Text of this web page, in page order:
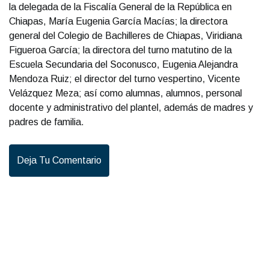
la delegada de la Fiscalía General de la República en
Chiapas, María Eugenia García Macías; la directora
general del Colegio de Bachilleres de Chiapas, Viridiana
Figueroa García; la directora del turno matutino de la
Escuela Secundaria del Soconusco, Eugenia Alejandra
Mendoza Ruiz; el director del turno vespertino, Vicente
Velázquez Meza; así como alumnas, alumnos, personal
docente y administrativo del plantel, además de madres y
padres de familia.
Deja Tu Comentario